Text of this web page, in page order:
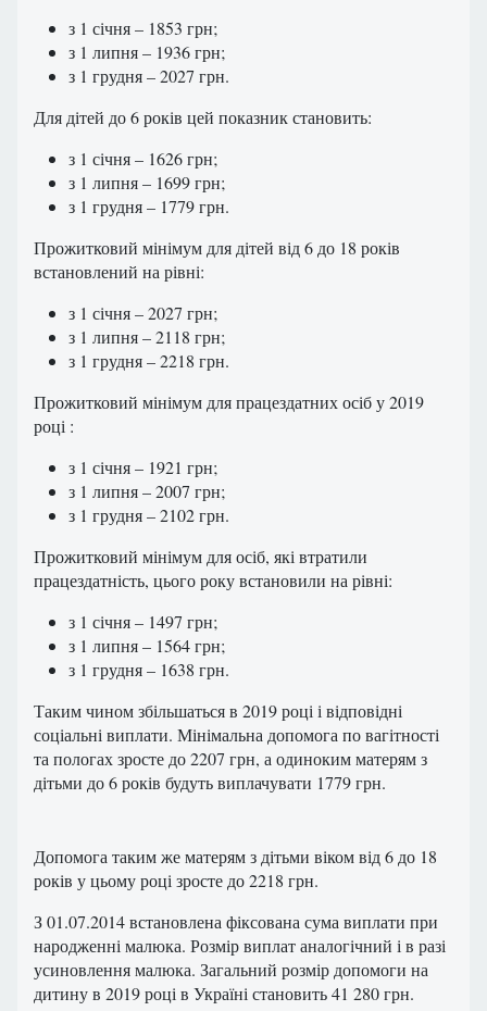
з 1 січня – 1853 грн;
з 1 липня – 1936 грн;
з 1 грудня – 2027 грн.
Для дітей до 6 років цей показник становить:
з 1 січня – 1626 грн;
з 1 липня – 1699 грн;
з 1 грудня – 1779 грн.
Прожитковий мінімум для дітей від 6 до 18 років
встановлений на рівні:
з 1 січня – 2027 грн;
з 1 липня – 2118 грн;
з 1 грудня – 2218 грн.
Прожитковий мінімум для працездатних осіб у 2019
році :
з 1 січня – 1921 грн;
з 1 липня – 2007 грн;
з 1 грудня – 2102 грн.
Прожитковий мінімум для осіб, які втратили
працездатність, цього року встановили на рівні:
з 1 січня – 1497 грн;
з 1 липня – 1564 грн;
з 1 грудня – 1638 грн.
Таким чином збільшаться в 2019 році і відповідні
соціальні виплати. Мінімальна допомога по вагітності
та пологах зросте до 2207 грн, а одиноким матерям з
дітьми до 6 років будуть виплачувати 1779 грн.
Допомога таким же матерям з дітьми віком від 6 до 18
років у цьому році зросте до 2218 грн.
З 01.07.2014 встановлена фіксована сума виплати при
народженні малюка. Розмір виплат аналогічний і в разі
усиновлення малюка. Загальний розмір допомоги на
дитину в 2019 році в Україні становить 41 280 грн.